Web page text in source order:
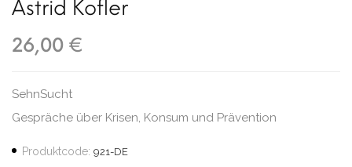
Astrid Kofler
26,00 €
SehnSucht
Gespräche über Krisen, Konsum und Prävention
Produktcode: 921-DE